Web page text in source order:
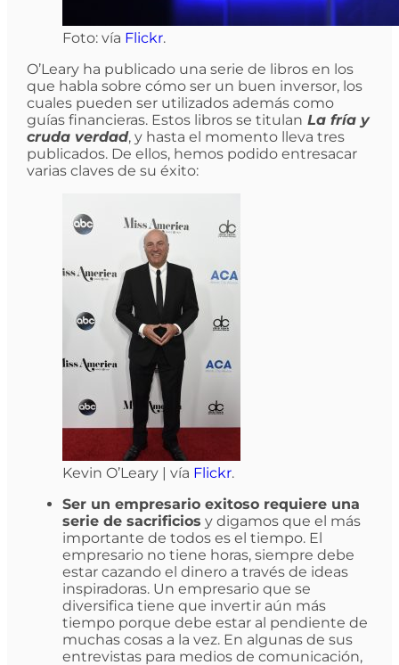
Foto: vía Flickr.
O’Leary ha publicado una serie de libros en los
que habla sobre cómo ser un buen inversor, los
cuales pueden ser utilizados además como
guías financieras. Estos libros se titulan La fría y
cruda verdad, y hasta el momento lleva tres
publicados. De ellos, hemos podido entresacar
varias claves de su éxito:
Kevin O’Leary | vía Flickr.
Ser un empresario exitoso requiere una
serie de sacrificios y digamos que el más
importante de todos es el tiempo. El
empresario no tiene horas, siempre debe
estar cazando el dinero a través de ideas
inspiradoras. Un empresario que se
diversifica tiene que invertir aún más
tiempo porque debe estar al pendiente de
muchas cosas a la vez. En algunas de sus
entrevistas para medios de comunicación,